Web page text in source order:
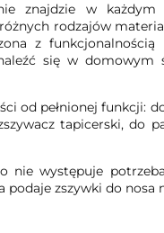
znajdzie w każdym
rodzajów
z funkcjonalnością
się w domowym
od pełnionej funkcji:
tapicerski, do
występuje potrzeba
zszywki do nosa